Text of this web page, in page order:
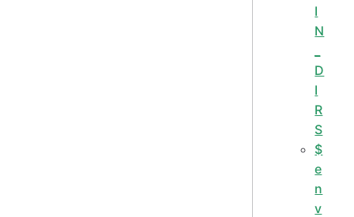
I
N
D
I
R
S
$
e
n
v